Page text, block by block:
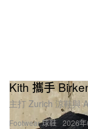
Footwear 球鞋
Kith 攜手
主打 Zurich 涼鞋與
2026